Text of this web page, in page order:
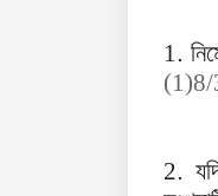
1.
2.